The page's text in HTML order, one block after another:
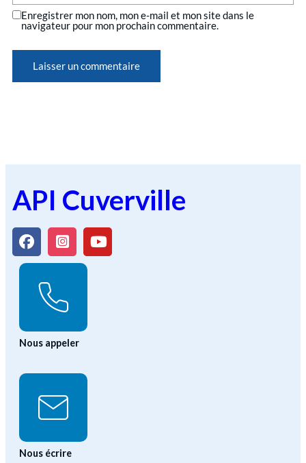
Enregistrer mon nom, mon e-mail et mon site dans le
navigateur pour mon prochain commentaire.
API Cuverville
Nous appeler
Nous écrire